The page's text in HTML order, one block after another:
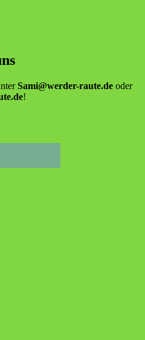
Sami@werder-raute.de oder
!